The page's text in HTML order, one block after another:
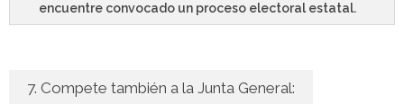
encuentre convocado un proceso electoral estatal.
7. Compete también a la Junta General: